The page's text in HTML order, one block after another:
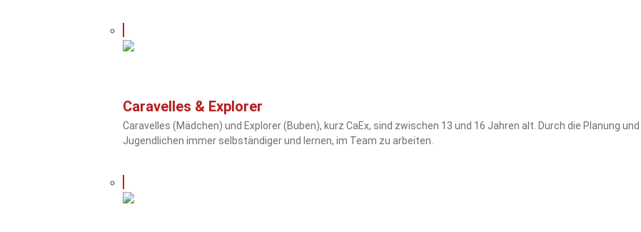
Caravelles & Explorer
Caravelles (Mädchen) und Explorer (Buben), kurz CaEx, sind zwischen 13 und 16 Jahren alt. Durch die Planung
Jugendlichen immer selbständiger und lernen, im Team zu arbeiten.